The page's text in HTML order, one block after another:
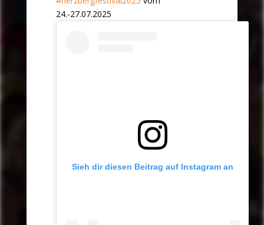
24.-27.07.2025
Sieh dir diesen Beitrag auf Instagram an